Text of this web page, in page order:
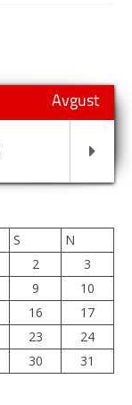
Avgust
S
N
2
3
9
10
16
17
23
24
30
31